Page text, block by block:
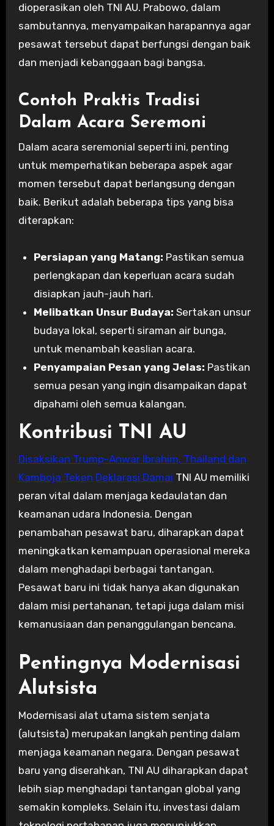
dioperasikan oleh TNI AU. Prabowo, dalam
sambutannya, menyampaikan harapannya agar
pesawat tersebut dapat berfungsi dengan baik
dan menjadi kebanggaan bagi bangsa.
Contoh Praktis Tradisi
Dalam Acara Seremoni
Dalam acara seremonial seperti ini, penting
untuk memperhatikan beberapa aspek agar
momen tersebut dapat berlangsung dengan
baik. Berikut adalah beberapa tips yang bisa
diterapkan:
Persiapan yang Matang: Pastikan semua
perlengkapan dan keperluan acara sudah
disiapkan jauh-jauh hari.
Melibatkan Unsur Budaya: Sertakan unsur
budaya lokal, seperti siraman air bunga,
untuk menambah keaslian acara.
Penyampaian Pesan yang Jelas: Pastikan
semua pesan yang ingin disampaikan dapat
dipahami oleh semua kalangan.
Kontribusi TNI AU
Disaksikan Trump-Anwar Ibrahim, Thailand dan
Kamboja Teken Deklarasi Damai TNI AU memiliki
peran vital dalam menjaga kedaulatan dan
keamanan udara Indonesia. Dengan
penambahan pesawat baru, diharapkan dapat
meningkatkan kemampuan operasional mereka
dalam menghadapi berbagai tantangan.
Pesawat baru ini tidak hanya akan digunakan
dalam misi pertahanan, tetapi juga dalam misi
kemanusiaan dan penanggulangan bencana.
Pentingnya Modernisasi
Alutsista
Modernisasi alat utama sistem senjata
(alutsista) merupakan langkah penting dalam
menjaga keamanan negara. Dengan pesawat
baru yang diserahkan, TNI AU diharapkan dapat
lebih siap menghadapi tantangan global yang
semakin kompleks. Selain itu, investasi dalam